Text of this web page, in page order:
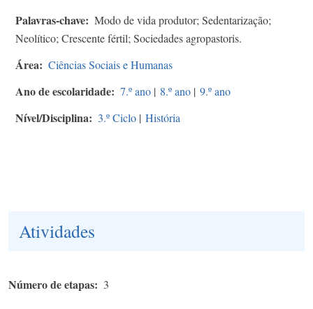
Palavras-chave
Modo de vida produtor; Sedentarização;
Neolítico; Crescente fértil; Sociedades agropastoris.
Área Ciências Sociais e Humanas
Ano de escolaridade 7.º ano | 8.º ano | 9.º ano
Nível/Disciplina 3.º Ciclo | História
Atividades
Número de etapas 3